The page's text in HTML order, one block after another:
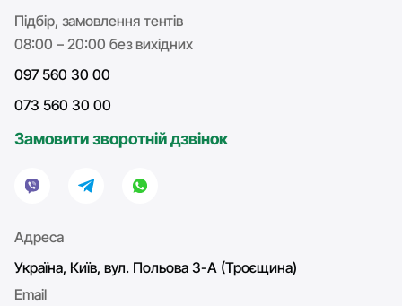
Підбір, замовлення тентів
08:00 – 20:00 без вихідних
097 560 30 00
073 560 30 00
Замовити зворотній дзвінок
Адреса
Україна, Київ, вул. Польова 3-А (Троєщина)
Email